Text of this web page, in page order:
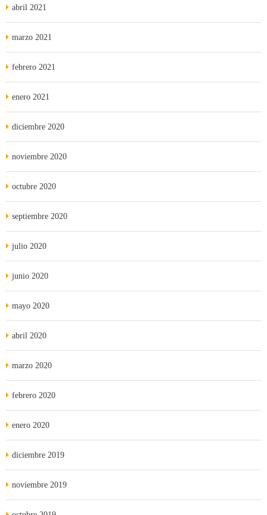
abril 2021
marzo 2021
febrero 2021
enero 2021
diciembre 2020
noviembre 2020
octubre 2020
septiembre 2020
julio 2020
junio 2020
mayo 2020
abril 2020
marzo 2020
febrero 2020
enero 2020
diciembre 2019
noviembre 2019